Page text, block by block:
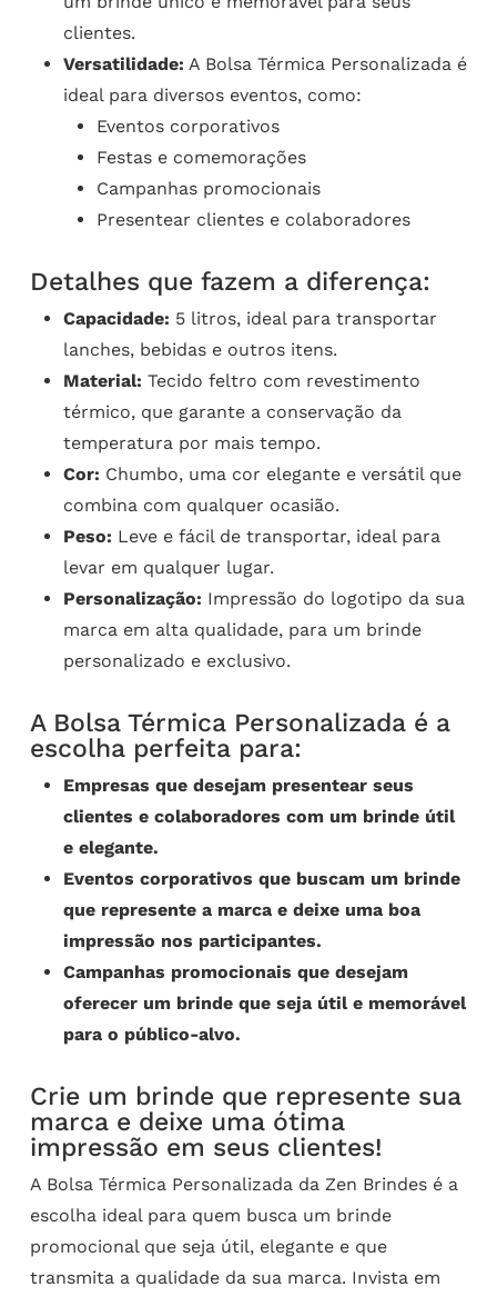
clientes.
Versatilidade: A Bolsa Térmica Personalizada é
ideal para diversos eventos, como:
Eventos corporativos
Festas e comemorações
Campanhas promocionais
Presentear clientes e colaboradores
Detalhes que fazem a diferença:
Capacidade: 5 litros, ideal para transportar
lanches, bebidas e outros itens.
Material: Tecido feltro com revestimento
térmico, que garante a conservação da
temperatura por mais tempo.
Cor: Chumbo, uma cor elegante e versátil que
combina com qualquer ocasião.
Peso: Leve e fácil de transportar, ideal para
levar em qualquer lugar.
Personalização: Impressão do logotipo da sua
marca em alta qualidade, para um brinde
personalizado e exclusivo.
A Bolsa Térmica Personalizada é a
escolha perfeita para:
Empresas que desejam presentear seus
clientes e colaboradores com um brinde útil
e elegante.
Eventos corporativos que buscam um brinde
que represente a marca e deixe uma boa
impressão nos participantes.
Campanhas promocionais que desejam
oferecer um brinde que seja útil e memorável
para o público-alvo.
Crie um brinde que represente sua
marca e deixe uma ótima
impressão em seus clientes!
A Bolsa Térmica Personalizada da Zen Brindes é a
escolha ideal para quem busca um brinde
promocional que seja útil, elegante e que
transmita a qualidade da sua marca. Invista em